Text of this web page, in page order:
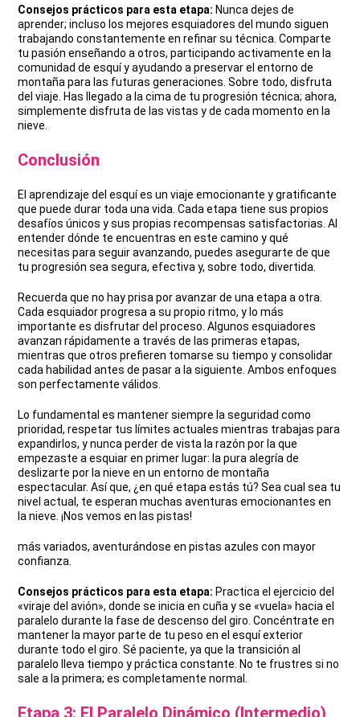
Consejos prácticos para esta etapa: Nunca dejes de
aprender; incluso los mejores esquiadores del mundo siguen
trabajando constantemente en refinar su técnica. Comparte
tu pasión enseñando a otros, participando activamente en la
comunidad de esquí y ayudando a preservar el entorno de
montaña para las futuras generaciones. Sobre todo, disfruta
del viaje. Has llegado a la cima de tu progresión técnica; ahora,
simplemente disfruta de las vistas y de cada momento en la
nieve.
Conclusión
El aprendizaje del esquí es un viaje emocionante y gratificante
que puede durar toda una vida. Cada etapa tiene sus propios
desafíos únicos y sus propias recompensas satisfactorias. Al
entender dónde te encuentras en este camino y qué
necesitas para seguir avanzando, puedes asegurarte de que
tu progresión sea segura, efectiva y, sobre todo, divertida.
Recuerda que no hay prisa por avanzar de una etapa a otra.
Cada esquiador progresa a su propio ritmo, y lo más
importante es disfrutar del proceso. Algunos esquiadores
avanzan rápidamente a través de las primeras etapas,
mientras que otros prefieren tomarse su tiempo y consolidar
cada habilidad antes de pasar a la siguiente. Ambos enfoques
son perfectamente válidos.
Lo fundamental es mantener siempre la seguridad como
prioridad, respetar tus límites actuales mientras trabajas para
expandirlos, y nunca perder de vista la razón por la que
empezaste a esquiar en primer lugar: la pura alegría de
deslizarte por la nieve en un entorno de montaña
espectacular. Así que, ¿en qué etapa estás tú? Sea cual sea tu
nivel actual, te esperan muchas aventuras emocionantes en
la nieve. ¡Nos vemos en las pistas!
más variados, aventurándose en pistas azules con mayor
confianza.
Consejos prácticos para esta etapa: Practica el ejercicio del
«viraje del avión», donde se inicia en cuña y se «vuela» hacia el
paralelo durante la fase de descenso del giro. Concéntrate en
mantener la mayor parte de tu peso en el esquí exterior
durante todo el giro. Sé paciente, ya que la transición al
paralelo lleva tiempo y práctica constante. No te frustres si no
sale a la primera; es completamente normal.
Etapa 3: El Paralelo Dinámico (Intermedio)